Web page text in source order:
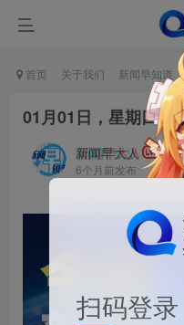
首页 关于我们 新闻早知道
01月01日，星期四,
新闻早大人
6个月前发布
扫码登录